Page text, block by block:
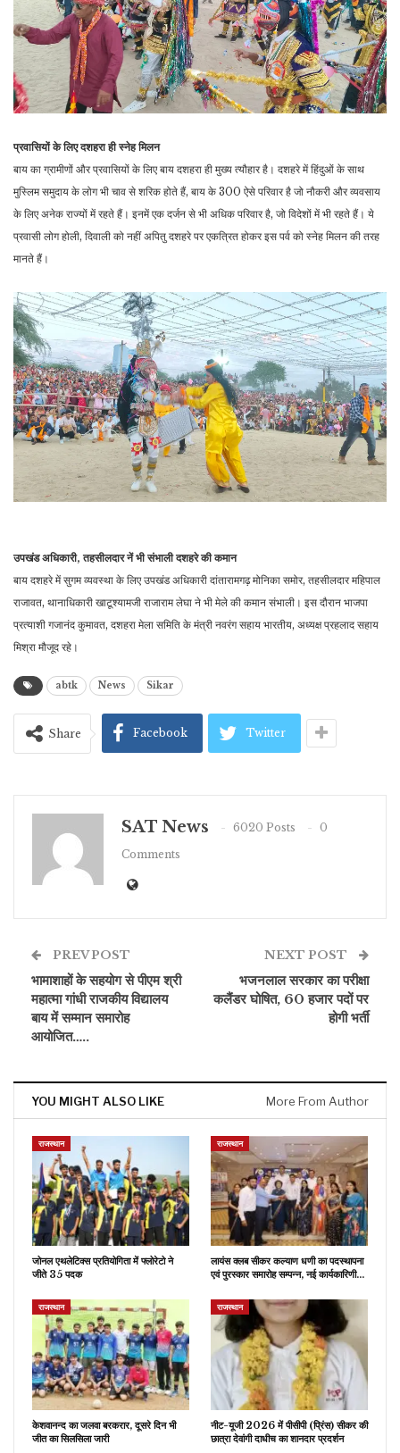
प्रवासियों के लिए दशहरा ही स्नेह मिलन
बाय का ग्रामीणों और प्रवासियों के लिए बाय दशहरा ही मुख्य त्यौहार है। दशहरे में हिंदुओं के साथ
मुस्लिम समुदाय के लोग भी चाव से शरिक होते हैं, बाय के 300 ऐसे परिवार है जो नौकरी और व्यवसाय
के लिए अनेक राज्यों में रहते हैं। इनमें एक दर्जन से भी अधिक परिवार है, जो विदेशों में भी रहते हैं। ये
प्रवासी लोग होली, दिवाली को नहीं अपितु दशहरे पर एकत्रित होकर इस पर्व को स्नेह मिलन की तरह
मानते हैं।
उपखंड अधिकारी, तहसीलदार नें भी संभाली दशहरे की कमान
बाय दशहरे में सुगम व्यवस्था के लिए उपखंड अधिकारी दांतारामगढ़ मोनिका समोर, तहसीलदार महिपाल
राजावत, थानाधिकारी खाटूश्यामजी राजाराम लेघा ने भी मेले की कमान संभाली। इस दौरान भाजपा
प्रत्याशी गजानंद कुमावत, दशहरा मेला समिति के मंत्री नवरंग सहाय भारतीय, अध्यक्ष प्रहलाद सहाय
मिश्रा मौजूद रहे।
abtk News Sikar
Share Facebook Twitter
SAT News 6020 Posts
0
Comments
PREV POST
भामाशाहों के सहयोग से पीएम श्री
महात्मा गांधी राजकीय विद्यालय
बाय में सम्मान समारोह
आयोजित…..
NEXT POST
भजनलाल सरकार का परीक्षा
कलैंडर घोषित, 60 हजार पदों पर
होगी भर्ती
YOU MIGHT ALSO LIKE More From Author
राजस्थान
जोनल एथलेटिक्स प्रतियोगिता में फ्लोरेटो ने
जीते 35 पदक
राजस्थान
लायंस क्लब सीकर कल्याण धणी का पदस्थापना
एवं पुरस्कार समारोह सम्पन्न, नई कार्यकारिणी…
राजस्थान
केशवानन्द का जलवा बरकरार, दूसरे दिन भी
जीत का सिलसिला जारी
राजस्थान
नीट-यूजी 2026 में पीसीपी (प्रिंस) सीकर की
छात्रा देवांगी दाधीच का शानदार प्रदर्शन